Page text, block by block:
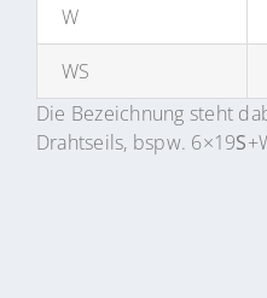
W
WS
Die Bezeichnung steht
Drahtseils, bspw. 6×19S